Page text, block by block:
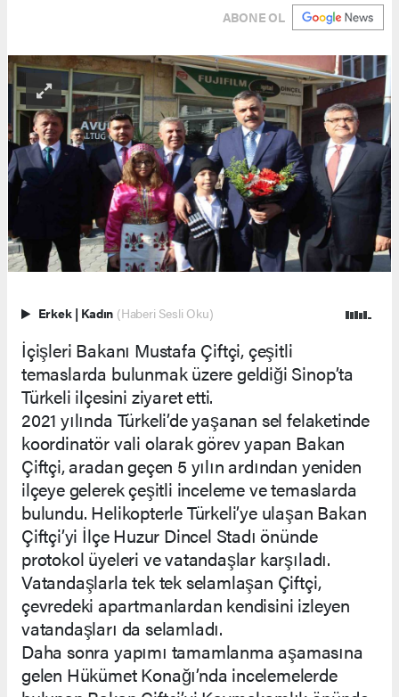
ABONE OL
Erkek | Kadın (Haberi Sesli Oku)
İçişleri Bakanı Mustafa Çiftçi, çeşitli
temaslarda bulunmak üzere geldiği Sinop’ta
Türkeli ilçesini ziyaret etti.
2021 yılında Türkeli’de yaşanan sel felaketinde
koordinatör vali olarak görev yapan Bakan
Çiftçi, aradan geçen 5 yılın ardından yeniden
ilçeye gelerek çeşitli inceleme ve temaslarda
bulundu. Helikopterle Türkeli’ye ulaşan Bakan
Çiftçi’yi İlçe Huzur Dincel Stadı önünde
protokol üyeleri ve vatandaşlar karşıladı.
Vatandaşlarla tek tek selamlaşan Çiftçi,
çevredeki apartmanlardan kendisini izleyen
vatandaşları da selamladı.
Daha sonra yapımı tamamlanma aşamasına
gelen Hükümet Konağı’nda incelemelerde